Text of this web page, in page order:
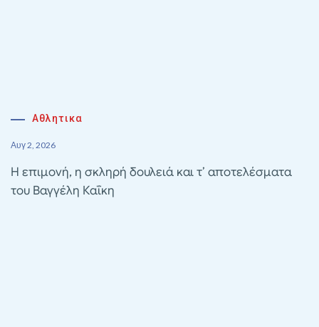
Αθλητικα
Αυγ 2, 2026
Η επιμονή, η σκληρή δουλειά και τ’ αποτελέσματα
του Βαγγέλη Καΐκη